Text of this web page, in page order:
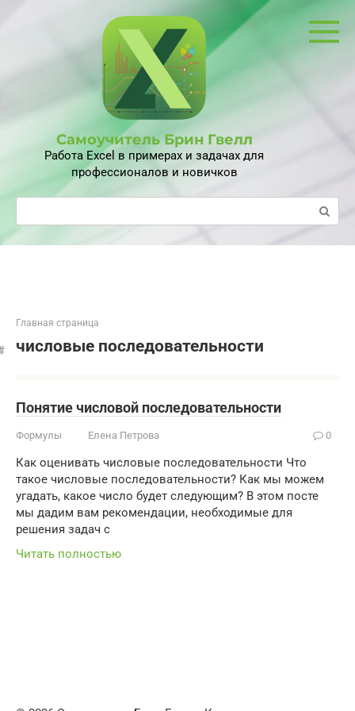
Самоучитель Брин Гвелл
Работа Excel в примерах и задачах для
профессионалов и новичков
Поиск:
Главная страница
числовые последовательности
Понятие числовой последовательности
Формулы Елена Петрова 0
Как оценивать числовые последовательности Что
такое числовые последовательности? Как мы можем
угадать, какое число будет следующим? В этом посте
мы дадим вам рекомендации, необходимые для
решения задач с
Читать полностью